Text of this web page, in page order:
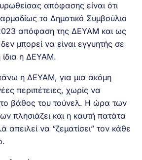
απόφασης είναι ότι
το Δημοτικό Συμβούλιο
απόφαση της ΔΕΥΑΜ και ως
μπορεί να είναι εγγυητής σε
η ΔΕΥΑΜ.
η ΔΕΥΑΜ, για μια ακόμη
περιπέτειες, χωρίς να
βάθος του τούνελ. Η ώρα των
πλησιάζει και η καυτή πατάτα
απειλεί να “ζεματίσει” τον κάθε